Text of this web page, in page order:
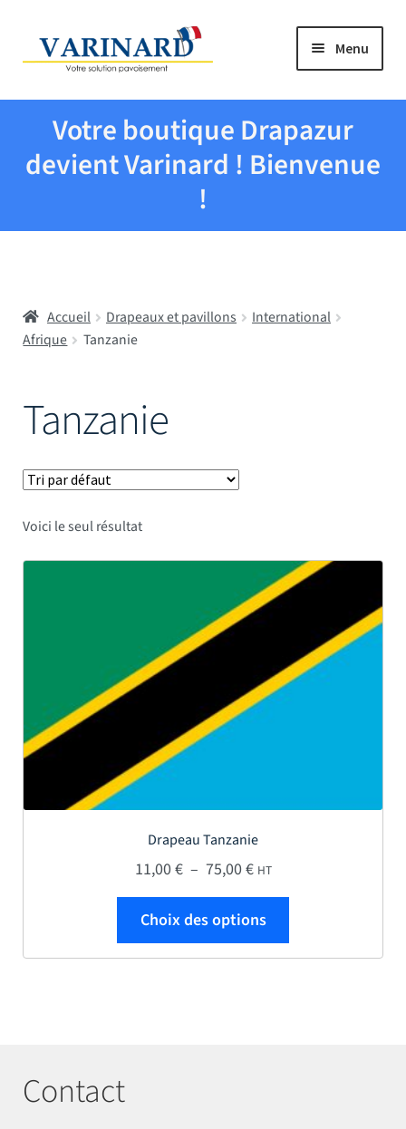
Aller à la navigation
Aller au contenu Menu
Tous les produits
Drapeaux et pavillons
Écoles
Mâts
Votre boutique Drapazur
devient Varinard ! Bienvenue
!
Accueil Drapeaux et pavillons
International
Afrique
Tanzanie
Tanzanie
Voici le seul résultat
Drapeau Tanzanie
11,00€ – 75,00€Plage de prix : 11,00 €
HT
Choix des options
Contact